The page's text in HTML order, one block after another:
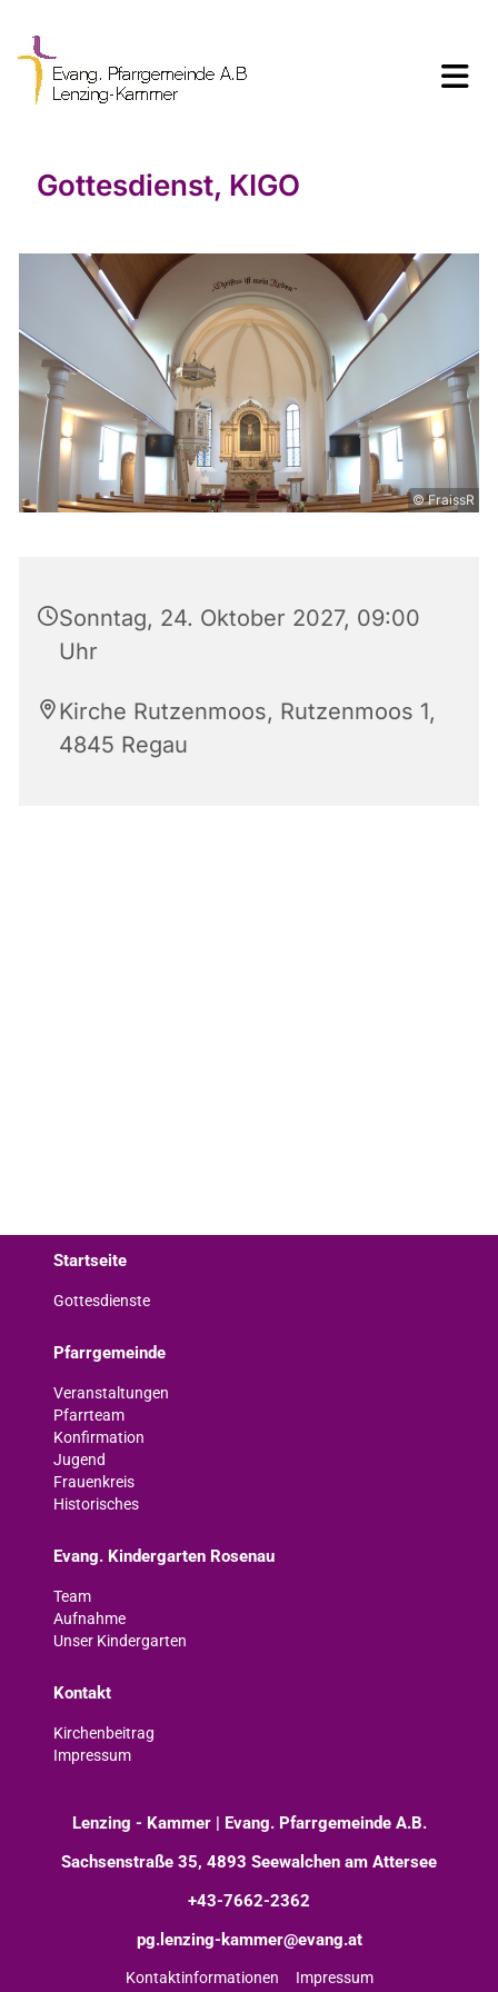
Gottesdienst, KIGO
© FraissR
Sonntag, 24. Oktober 2027, 09:00
Uhr
Kirche Rutzenmoos, Rutzenmoos 1,
4845 Regau
Startseite
Gottesdienste
Pfarrgemeinde
Veranstaltungen
Pfarrteam
Konfirmation
Jugend
Frauenkreis
Historisches
Evang. Kindergarten Rosenau
Team
Aufnahme
Unser Kindergarten
Kontakt
Kirchenbeitrag
Impressum
Lenzing - Kammer | Evang. Pfarrgemeinde A.B.
Sachsenstraße 35, 4893 Seewalchen am Attersee
+43-7662-2362
pg.lenzing-kammer@evang.at
Kontaktinformationen Impressum